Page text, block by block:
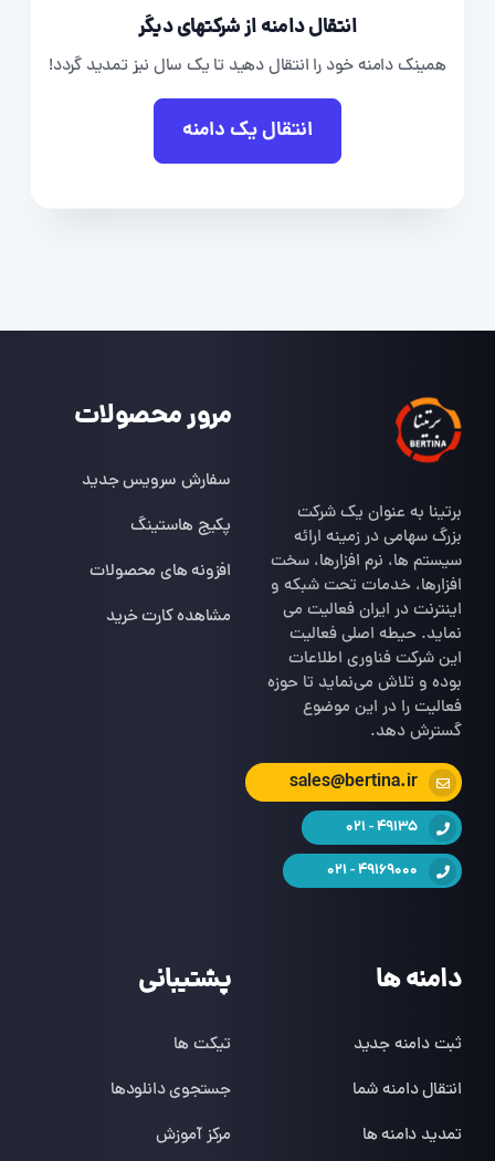
انتقال دامنه از شرکتهای دیگر
همینک دامنه خود را انتقال دهید تا یک سال نیز تمدید گردد!
انتقال یک دامنه
برتینا به عنوان یک شرکت
بزرگ سهامی در زمینه ارائه
سیستم ها، نرم افزارها، سخت
افزارها، خدمات تحت شبکه و
اینترنت در ایران فعالیت می
نماید. حیطه اصلی فعالیت
این شرکت فناوری اطلاعات
بوده و تلاش می‌نماید تا حوزه
فعالیت را در این موضوع
گسترش دهد.
sales@bertina.ir
49135 - 021
49169000 - 021
مرور محصولات
سفارش سرویس جدید
پکیج هاستینگ
افزونه های محصولات
مشاهده کارت خرید
دامنه ها
ثبت دامنه جدید
انتقال دامنه شما
تمدید دامنه ها
پشتیبانی
تیکت ها
جستجوی دانلودها
مرکز آموزش